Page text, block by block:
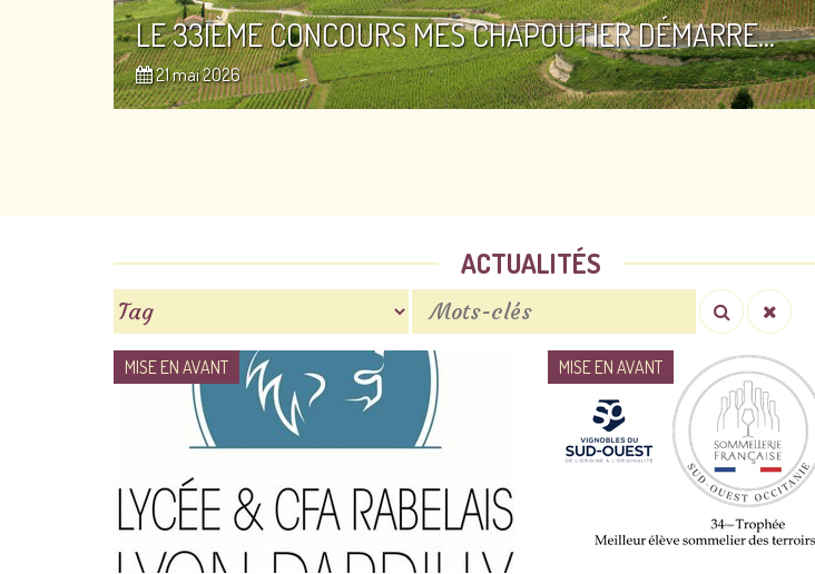
LE 33IÈME CONCOURS MES CHAPOUTIER DÉMARRE...
21 mai 2026
ACTUALITÉS
MISE EN AVANT MISE EN AVANT